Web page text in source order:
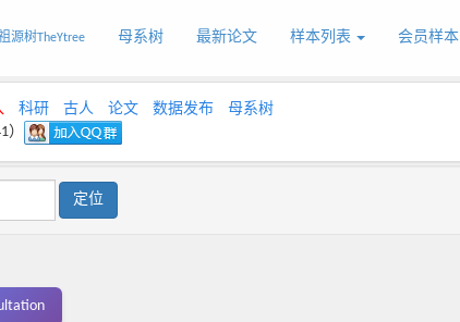
源树TheYtree 母系树 最新论文 样本列表 会员样本
科研 古人 论文 数据发布
母系树